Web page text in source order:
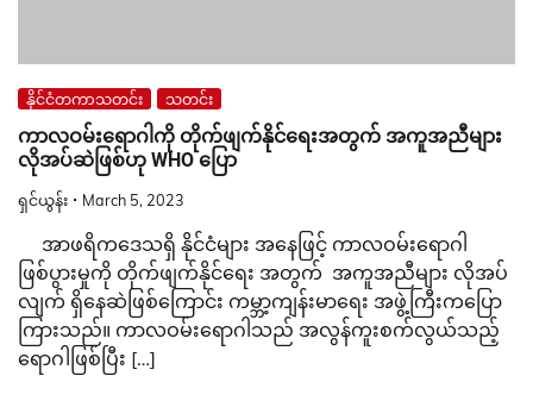
နိုင်ငံတကာသတင်း သတင်း
ကာလဝမ်းရောဂါကို တိုက်ဖျက်နိုင်ရေးအတွက် အကူအညီများ
လိုအပ်ဆဲဖြစ်ဟု WHO ပြော
ရှင်ယွန်း March 5, 2023
အာဖရိကဒေသရှိ နိုင်ငံများ အနေဖြင့် ကာလဝမ်းရောဂါ
ဖြစ်ပွားမှုကို တိုက်ဖျက်နိုင်ရေး အတွက် အကူအညီများ လိုအပ်
လျက် ရှိနေဆဲဖြစ်ကြောင်း ကမ္ဘာ့ကျန်းမာရေး အဖွဲ့ကြီးကပြော
ကြားသည်။ ကာလဝမ်းရောဂါသည် အလွန်ကူးစက်လွယ်သည့်
ရောဂါဖြစ်ပြီး […]